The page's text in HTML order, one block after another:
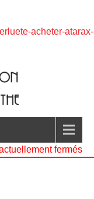
acheter-atarax-
fermés